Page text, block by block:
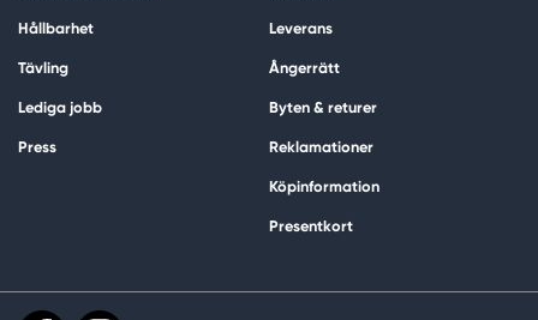
Hållbarhet
Tävling
Lediga jobb
Press
Leverans
Ångerrätt
Byten & returer
Reklamationer
Köpinformation
Presentkort